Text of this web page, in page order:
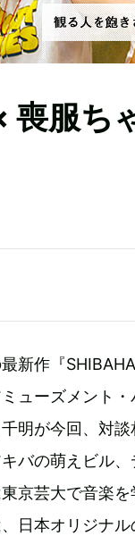
喪服ち
新作『
ューズメント
明が今回、対
バの萌えビル
京芸大で音楽
日本オリジナ